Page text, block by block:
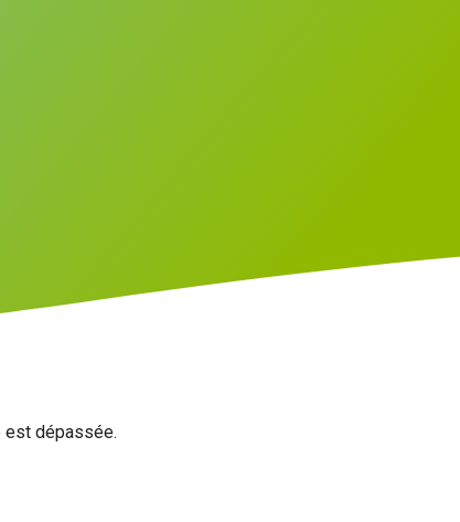
est dépassée.